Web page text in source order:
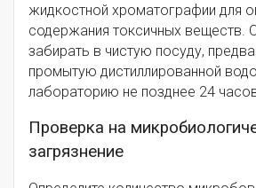
жидкостной хроматографии для
содержания токсичных веществ.
забирать в чистую посуду,
промытую дистиллированной
лабораторию не позднее 24
Проверка на
загрязнение